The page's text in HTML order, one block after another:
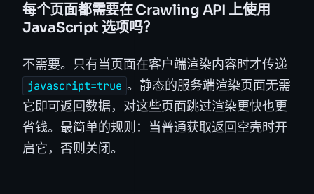
每个页面都需要在 Crawling API 上使用
JavaScript 选项吗？
不需要。只有当页面在客户端渲染内容时才传递
javascript=true 。静态的服务端渲染页面无需
它即可返回数据，对这些页面跳过渲染更快也更
省钱。最简单的规则：当普通获取返回空壳时开
启它，否则关闭。